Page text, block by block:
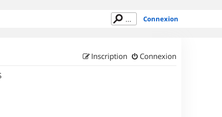
Connexion
Connexion
Inscription